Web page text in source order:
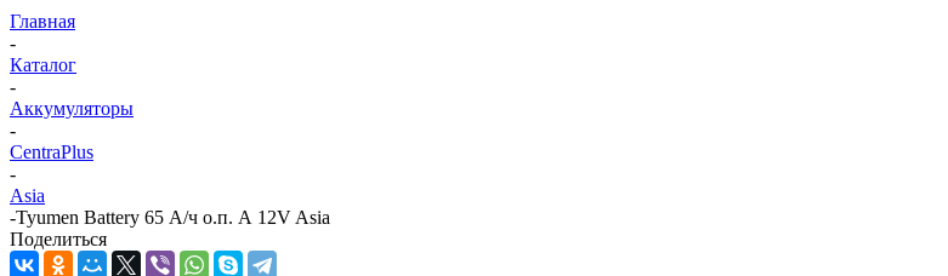
Главная
-
Каталог
-
Аккумуляторы
-
CentraPlus
-
Asia
-Tyumen Battery 65 А/ч о.п. А 12V Asia
Поделиться